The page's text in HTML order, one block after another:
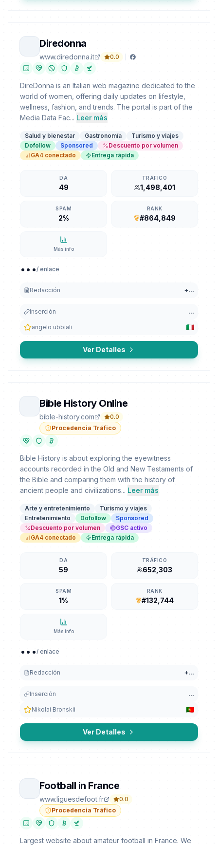
Diredonna
www.diredonna.it 0.0
DireDonna is an Italian web magazine dedicated to the
world of women, offering daily updates on lifestyle,
wellness, fashion, and trends. The portal is part of the
Media Data Fac... Leer más
Salud y bienestar Gastronomía
Turismo y viajes
Dofollow
Sponsored
Descuento por volumen
GA4 conectado
Entrega rápida
DA
49
TRÁFICO
1,498,401
SPAM
2%
RANK
#864,849
Más info
.../ enlace
Redacción +...
Inserción ...
angelo ubbiali
Ver Detalles
Bible History Online
bible-history.com
0.0
Procedencia Tráfico
Bible History is about exploring the eyewitness
accounts recorded in the Old and New Testaments of
the Bible and comparing them with the history of
ancient people and civilizations... Leer más
Arte y entretenimiento
Turismo y viajes
Entretenimiento
Dofollow
Sponsored
Descuento por volumen
GSC activo
GA4 conectado
Entrega rápida
DA
59
TRÁFICO
652,303
SPAM
1%
RANK
#132,744
Más info
.../ enlace
Redacción +...
Inserción ...
Nikolai Bronskii
Ver Detalles
Football in France
www.liguesdefoot.fr
0.0
Procedencia Tráfico
Largest website about amateur football in France. We